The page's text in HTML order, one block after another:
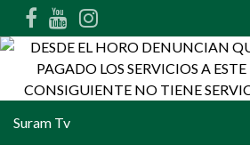
Search for:
Suram Tv